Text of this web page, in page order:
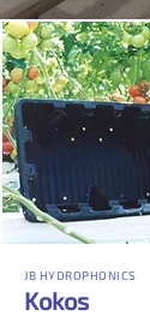
JB HYDROPHONICS
Kokos